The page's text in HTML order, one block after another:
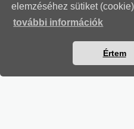
elemzéséhez sütiket
további információk
Értem